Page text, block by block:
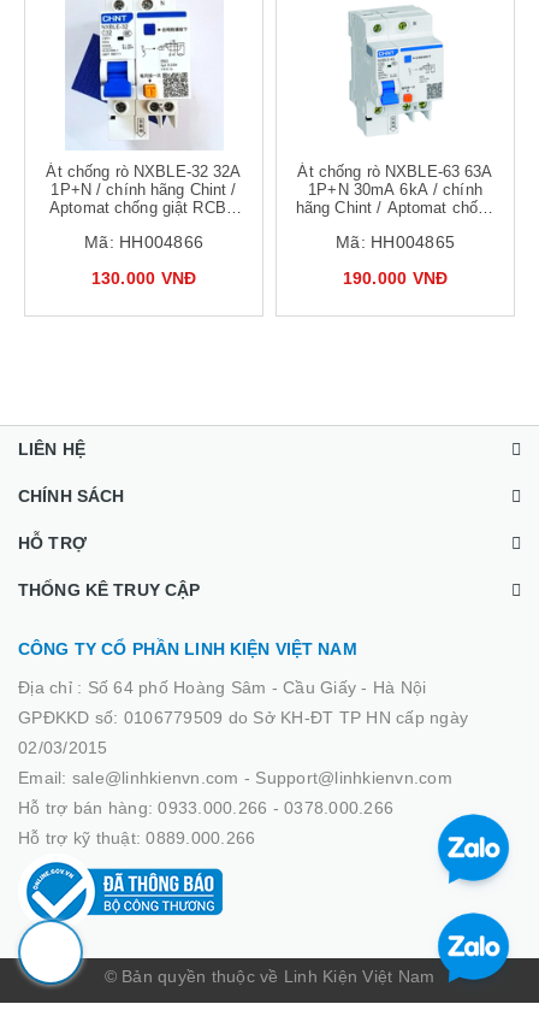
Át chống rò NXBLE-32 32A
1P+N / chính hãng Chint /
Aptomat chống giật RCBO
Mã: HH004866
130.000 VNĐ
Át chống rò NXBLE-63 63A
1P+N 30mA 6kA / chính
hãng Chint / Aptomat chống
Mã: HH004865
190.000 VNĐ
LIÊN HỆ
CHÍNH SÁCH
HỖ TRỢ
THỐNG KÊ TRUY CẬP
CÔNG TY CỔ PHẦN LINH KIỆN VIỆT NAM
Địa chỉ : Số 64 phố Hoàng Sâm - Cầu Giấy - Hà Nội
GPĐKKD số: 0106779509 do Sở KH-ĐT TP HN cấp ngày
02/03/2015
Email: sale@linhkienvn.com - Support@linhkienvn.com
Hỗ trợ bán hàng: 0933.000.266 - 0378.000.266
Hỗ trợ kỹ thuật: 0889.000.266
© Bản quyền thuộc về Linh Kiện Việt Nam